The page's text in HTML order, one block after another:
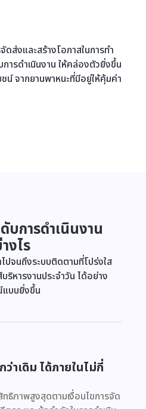
ดส่งและสร้างโอกาสในการทำ
การดำเนินงาน ให้คล่องตัวยิ่งขึ้น
น์ จากยานพาหนะที่มีอยู่ให้คุ้มค่า
บการดำเนินงาน
งไร
ปจนถึงระบบติดตามที่โปร่งใส
ริหารงานประจำวัน ได้อย่าง
แบบยิ่งขึ้น
าเดิม ได้ภายในไม่กี่
ทธิภาพสูงสุดตามเงื่อนไขการจัด